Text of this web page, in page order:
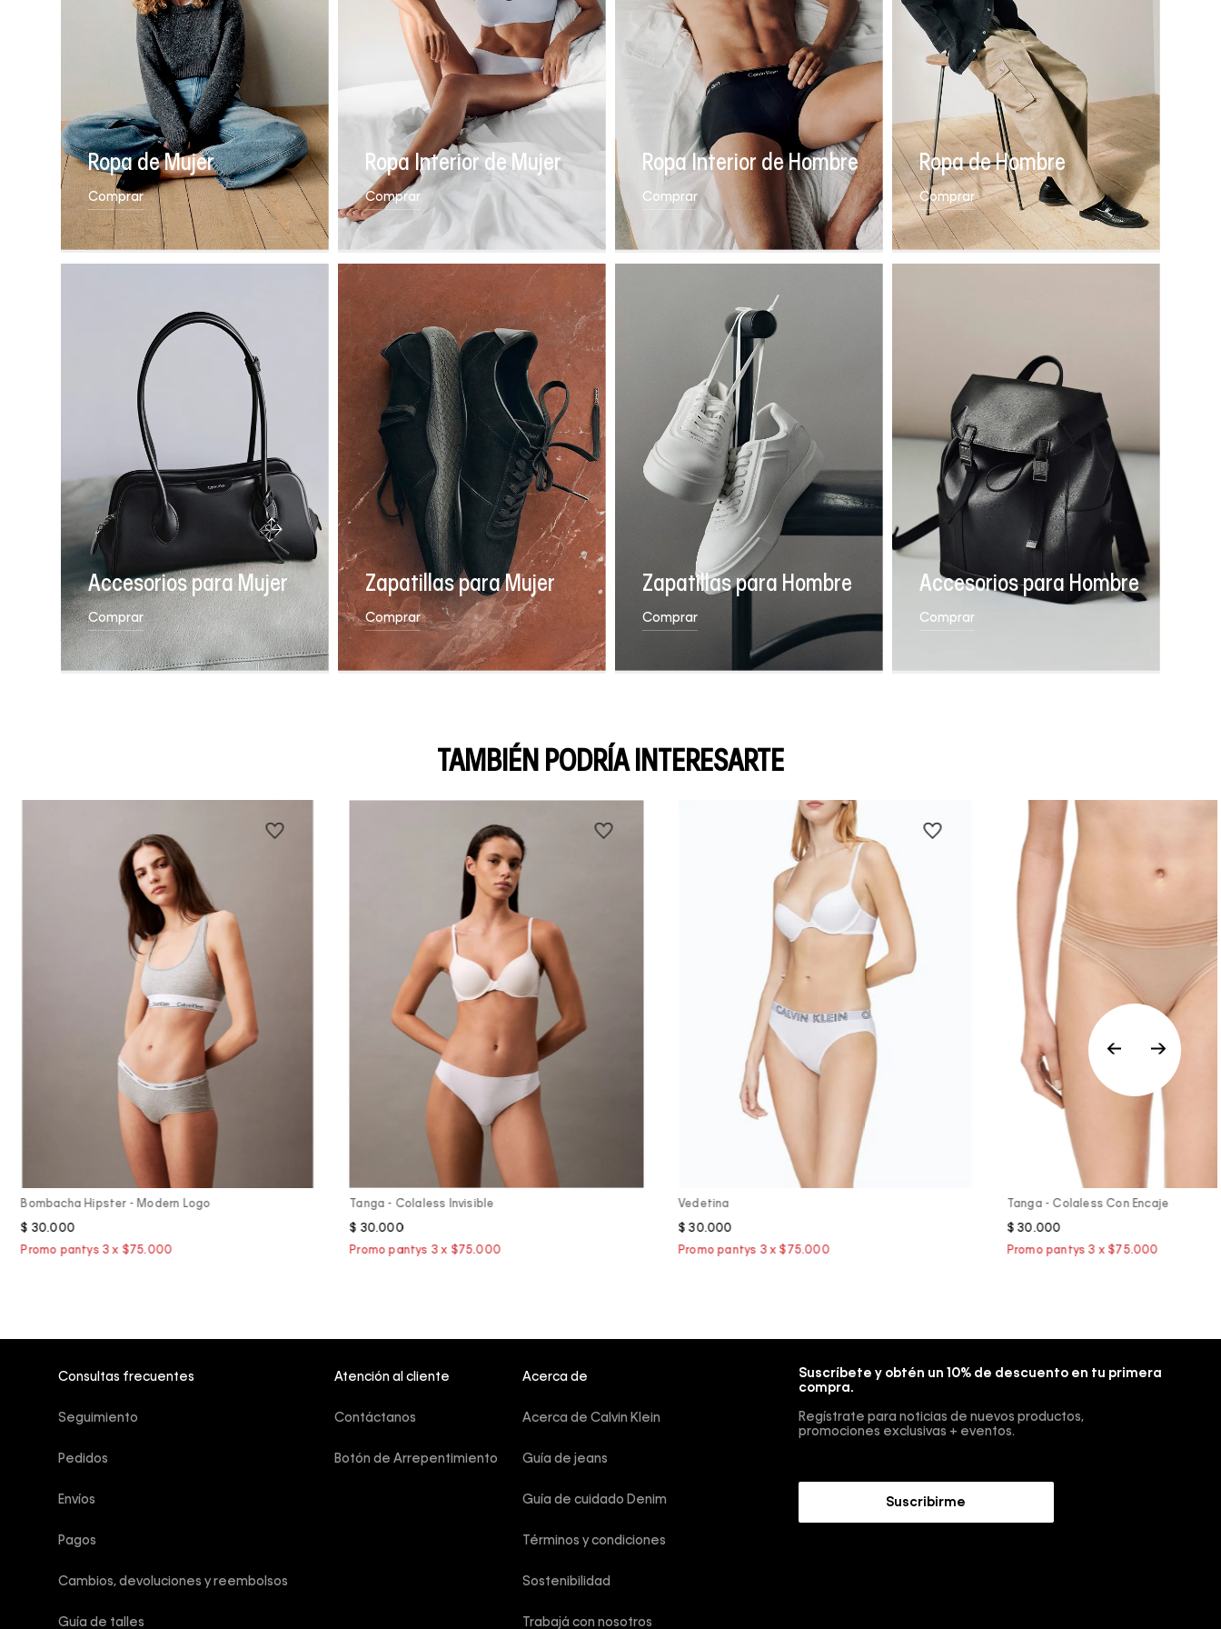
Ropa de Mujer
Comprar
Ropa Interior de Mujer
Comprar
Ropa Interior de Hombre
Comprar
Ropa de Hombre
Comprar
Accesorios para Mujer
Comprar
Zapatillas para Mujer
Comprar
Zapatillas para Hombre
Comprar
Accesorios para Hombre
Comprar
TAMBIÉN PODRÍA INTERESARTE
Vista Rápida
Bombacha Hipster - Modern Logo
$ 30.000
Vista Rápida
Tanga - Colaless Invisible
$ 30.000
Vista Rápida
Vedetina
$ 30.000
Tanga - Colaless Con Encaje
$ 30.000
Consultas frecuentes
Seguimiento
Pedidos
Envíos
Pagos
Cambios, devoluciones y reembolsos
Guía de talles
Atención al cliente
Contáctanos
Botón de Arrepentimiento
Acerca de
Acerca de Calvin Klein
Guía de jeans
Guía de cuidado Denim
Términos y condiciones
Sostenibilidad
Trabajá con nosotros
Suscríbete y obtén un 10% de descuento en tu primera
compra.
Regístrate para noticias de nuevos productos,
promociones exclusivas + eventos.
Suscribirme